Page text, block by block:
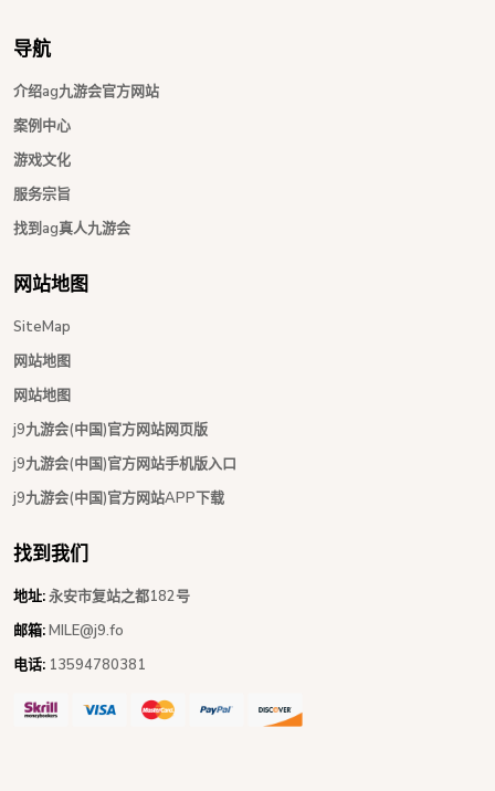
导航
介绍ag九游会官方网站
案例中心
游戏文化
服务宗旨
找到ag真人九游会
网站地图
SiteMap
网站地图
网站地图
j9九游会(中国)官方网站网页版
j9九游会(中国)官方网站手机版入口
j9九游会(中国)官方网站APP下载
找到我们
地址:永安市复站之都182号
邮箱:MILE@j9.fo
电话: 13594780381